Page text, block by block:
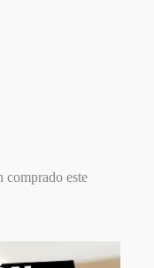
comprado este